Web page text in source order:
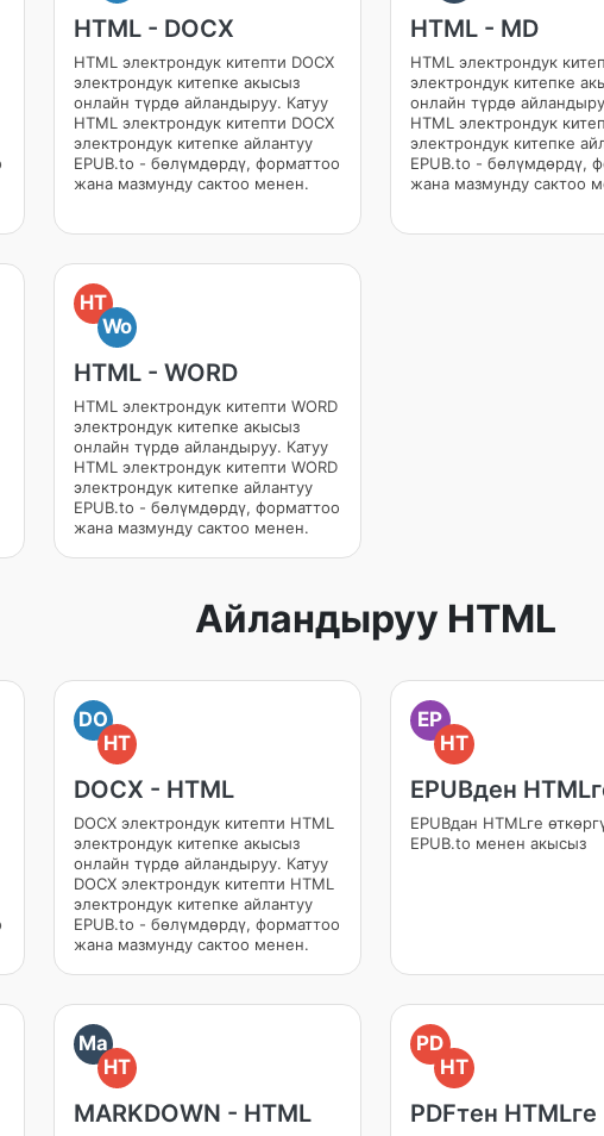
HTML - DOCX
HTML электрондук китепти DOCX
электрондук китепке акысыз
онлайн түрдө айландыруу. Катуу
HTML электрондук китепти DOCX
электрондук китепке айлантуу
EPUB.to - бөлүмдөрдү, форматтоо
жана мазмунду сактоо менен.
HTML - MD
HTML электрондук
электрондук китепке
онлайн түрдө
HTML электрондук
электрондук китепке
EPUB.to - бөлүмдөрдү,
жана мазмунду сактоо
HT
Wo
HTML - WORD
HTML электрондук китепти WORD
электрондук китепке акысыз
онлайн түрдө айландыруу. Катуу
HTML электрондук китепти WORD
электрондук китепке айлантуу
EPUB.to - бөлүмдөрдү, форматтоо
жана мазмунду сактоо менен.
Айландыруу HTML
DO
HT
DOCX - HTML
DOCX электрондук китепти HTML
электрондук китепке акысыз
онлайн түрдө айландыруу. Катуу
DOCX электрондук китепти HTML
электрондук китепке айлантуу
EPUB.to - бөлүмдөрдү, форматтоо
жана мазмунду сактоо менен.
EP
HT
EPUBден
EPUBдан HTMLге
EPUB.to менен акысыз
Ma
HT
MARKDOWN - HTML
PD
HT
PDFтен HTMLге